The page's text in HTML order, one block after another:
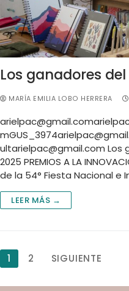
Los ganadores
MARÍA EMILIA LOBO HERRERA
mGUS
ultarielpac@gmail.com Los
2025 PREMIOS A LA
de la 54° Fiesta Nacional e
LEER MÁS →
1 2 SIGUIENTE